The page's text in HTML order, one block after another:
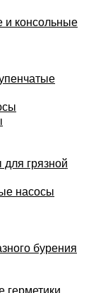
и консольные
грязной
насосы
бурения
герметики